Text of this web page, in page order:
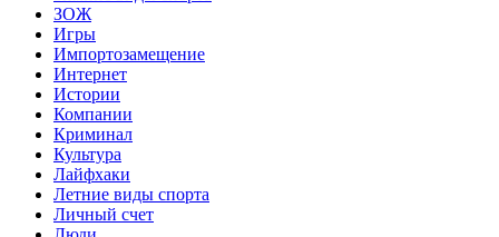
ЗОЖ
Игры
Импортозамещение
Интернет
Истории
Компании
Криминал
Культура
Лайфхаки
Летние виды спорта
Личный счет